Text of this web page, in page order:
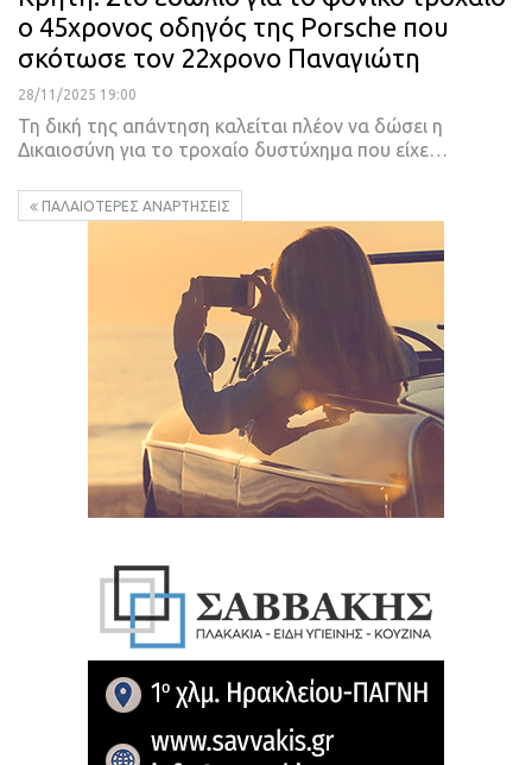
ο 45χρονος οδηγός της Porsche που
σκότωσε τον 22χρονο Παναγιώτη
28/11/2025 19:00
Τη δική της απάντηση καλείται πλέον να δώσει η
Δικαιοσύνη για το τροχαίο δυστύχημα που είχε…
ΠΑΛΑΙΌΤΕΡΕΣ ΑΝΑΡΤΉΣΕΙΣ